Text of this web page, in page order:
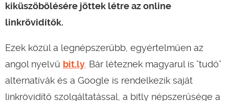
kiküszöbölésére jöttek létre az online
linkrövidítők.
Ezek közül a legnépszerűbb, egyértelműen az
angol nyelvű bit.ly . Bár léteznek magyarul is "tudó"
alternatívák és a Google is rendelkezik saját
linkrövidítő szolgáltatással, a bitly népszerűsége a